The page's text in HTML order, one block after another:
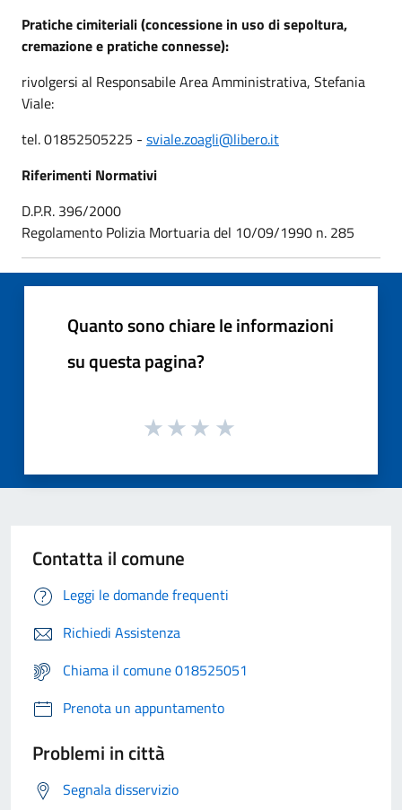
Pratiche cimiteriali (concessione in uso di sepoltura,
cremazione e pratiche connesse):
rivolgersi al Responsabile Area Amministrativa, Stefania
Viale:
tel. 01852505225 - sviale.zoagli@libero.it
Riferimenti Normativi
D.P.R. 396/2000
Regolamento Polizia Mortuaria del 10/09/1990 n. 285
Quanto sono chiare le informazioni
su questa pagina?
Contatta il comune
Leggi le domande frequenti
Richiedi Assistenza
Chiama il comune 018525051
Prenota un appuntamento
Problemi in città
Segnala disservizio